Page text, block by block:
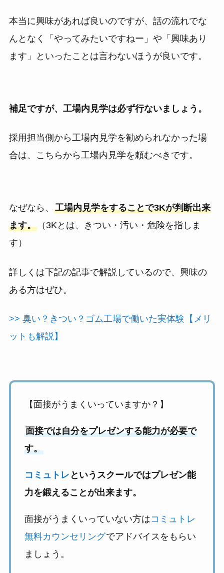
本当に興味があれば良いのですが、話の流れでな
んとなく「やってみたいですねー」や「興味あり
ます」といったことは言わないほうが良いです。
補足ですが、工場内見学は必ず行ないましょう。
採用担当側から工場内見学を勧められなかった場
合は、こちらから工場内見学を頼むべきです。
なぜなら、 工場内見学をすることで3Kが判断出来
ます。（3Kとは、きつい・汚い・危険を指しま
す）
詳しくは下記の記事で解説しているので、興味の
ある方はぜひ。
>> 臭い？きつい？ゴム工場で働いた実体験【メリ
ットも解説】
【面接がうまくいっていますか？】
面接では自分をプレゼンする能力が必要で
す。
コミュトレ というスクールではプレゼン能
力を鍛えることが出来ます。
面接がうまくいっていない方はコミュトレ
無料カウンセリングでアドバイスをもらい
ましょう。